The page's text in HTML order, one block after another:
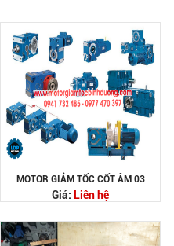
MOTOR GIẢM TỐC CỐT ÂM 03
Giá: Liên hệ